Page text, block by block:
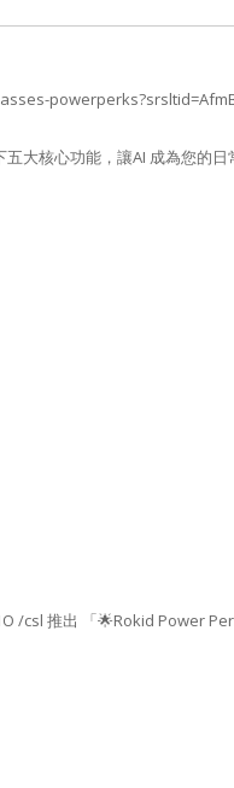
大核心功能，讓AI 成為您的日
/csl 推出 「🌟Rokid Power